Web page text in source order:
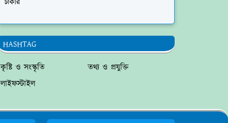
চাকরি
HASHTAG
কৃষ্টি ও সংস্কৃতি
তথ্য ও প্রযুক্তি
লাইফস্টাইল